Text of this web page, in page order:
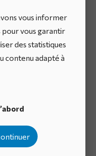
vous informer
pour vous garantir
des statistiques
contenu adapté à
demi-
dans